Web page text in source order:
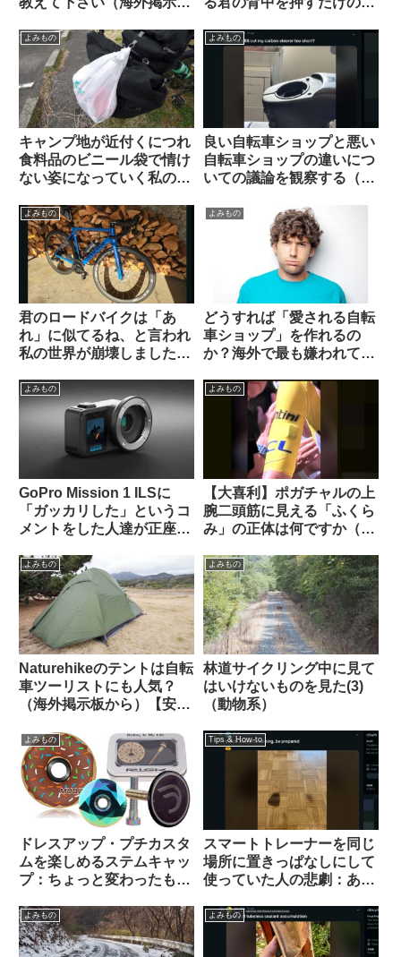
モデルの使用感】
よみもの
キャンプ地が近付くにつれ
食料品のビニール袋で情け
ない姿になっていく私の愛
ある】
よみもの
良い自転車ショップと悪い
自転車ショップの違いにつ
いての議論を観察する（海
よみもの
君のロードバイクは「あ
れ」に似てるね、と言われ
私の世界が崩壊しました
よみもの
どうすれば「愛される自転
車ショップ」を作れるの
か？海外で最も嫌われてい
度に学ぶ（海外掲示板か
よみもの
GoPro Mission 1 ILSに
「ガッカリした」というコ
メントをした人達が正座さ
ッドを海外掲示板で発見
よみもの
【大喜利】ポガチャルの上
腕二頭筋に見える「ふくら
み」の正体は何ですか（海
よみもの
Naturehikeのテントは自転
車ツーリストにも人気？
（海外掲示板から）【安
泣かない価格】
よみもの
林道サイクリング中に見て
はいけないものを見た(3)
（動物系）
よみもの
ドレスアップ・プチカスタ
ムを楽しめるステムキャッ
プ：ちょっと変わったもの
た【ギフトにも好適】
Tips & How-to
スマートトレーナーを同じ
場所に置きっぱなしにして
使っていた人の悲劇：あな
示板から）
よみもの よみもの